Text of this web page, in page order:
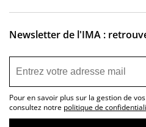
Newsletter de l'IMA :
Pour en savoir plus sur la gestion de
consultez notre politique de